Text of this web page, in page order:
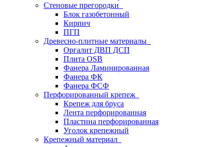
Стеновые прегородки
Блок газобетонный
Кирпич
ПГП
Древесно-плитные материалы
Оргалит ДВП ДСП
Плита OSB
Фанера Ламинированная
Фанера ФК
Фанера ФСФ
Перфорированный крепеж
Крепеж для бруса
Лента перфорированная
Пластина перфорированная
Уголок крепежный
Крепежный материал